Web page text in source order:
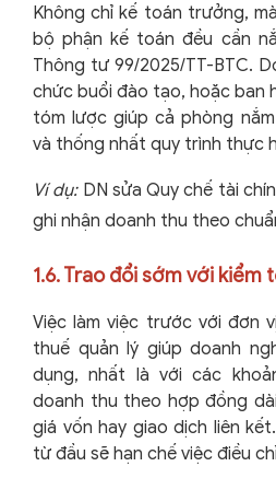
Không chỉ kế toán trưởng,
bộ phận kế toán đều cần
Thông tư 99/2025/TT-BTC.
chức buổi đào tạo, hoặc ban
tóm lược giúp cả phòng
và thống nhất quy trình thực
Ví dụ:DN sửa Quy chế tài
ghi nhận doanh thu theo
1.6. Trao đổi sớm với kiểm
Việc làm việc trước với đơn
thuế quản lý giúp doanh
dụng, nhất là với các
doanh thu theo hợp đồng
giá vốn hay giao dịch liên
từ đầu sẽ hạn chế việc điều